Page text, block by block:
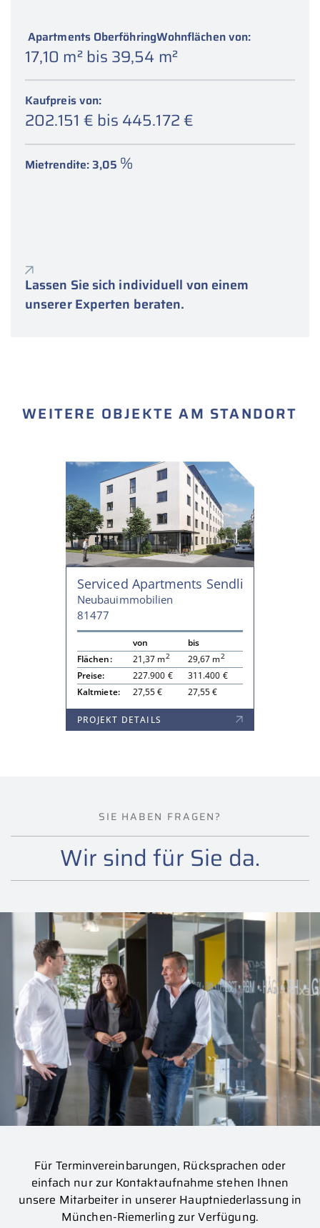
Apartments OberföhringWohnflächen von:
17,10 m2bis 39,54 m2
Kaufpreis von:
202.151 € bis 445.172 €
Mietrendite: 3,05 %
Lassen Sie sich individuell von einem
unserer Experten beraten.
WEITERE OBJEKTE AM STANDORT
Serviced Apartments Sendling
Neubauimmobilien
81477
von
bis
Flächen:
21,37 m2 29,67 m2
Preise: 227.900 €
311.400 €
Kaltmiete:
27,55 € 27,55 €
PROJEKT DETAILS
SIE HABEN FRAGEN?
Wir sind für Sie da.
Für Terminvereinbarungen, Rücksprachen oder
einfach nur zur Kontaktaufnahme stehen Ihnen
unsere Mitarbeiter in unserer Hauptniederlassung in
München-Riemerling zur Verfügung.